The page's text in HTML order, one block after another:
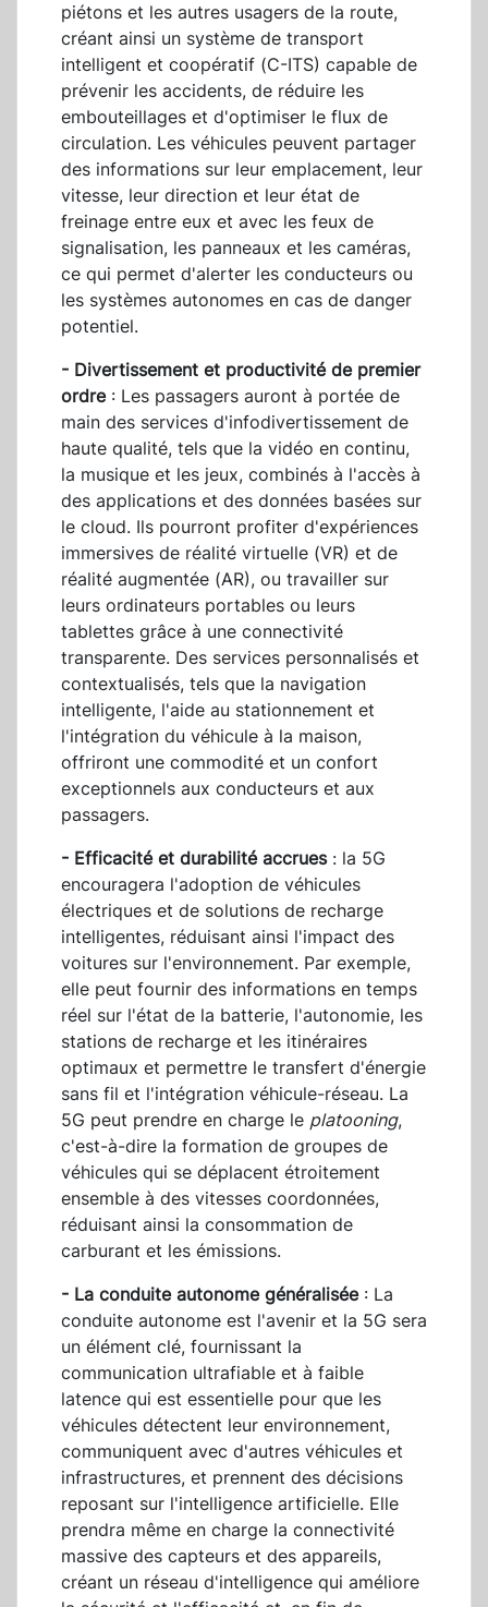
piétons et les autres usagers de la route,
créant ainsi un système de transport
intelligent et coopératif (C-ITS) capable de
prévenir les accidents, de réduire les
embouteillages et d'optimiser le flux de
circulation. Les véhicules peuvent partager
des informations sur leur emplacement, leur
vitesse, leur direction et leur état de
freinage entre eux et avec les feux de
signalisation, les panneaux et les caméras,
ce qui permet d'alerter les conducteurs ou
les systèmes autonomes en cas de danger
potentiel.
- Divertissement et productivité de premier
ordre: Les passagers auront à portée de
main des services d'infodivertissement de
haute qualité, tels que la vidéo en continu,
la musique et les jeux, combinés à l'accès à
des applications et des données basées sur
le cloud. Ils pourront profiter d'expériences
immersives de réalité virtuelle (VR) et de
réalité augmentée (AR), ou travailler sur
leurs ordinateurs portables ou leurs
tablettes grâce à une connectivité
transparente. Des services personnalisés et
contextualisés, tels que la navigation
intelligente, l'aide au stationnement et
l'intégration du véhicule à la maison,
offriront une commodité et un confort
exceptionnels aux conducteurs et aux
passagers.
- Efficacité et durabilité accrues: la 5G
encouragera l'adoption de véhicules
électriques et de solutions de recharge
intelligentes, réduisant ainsi l'impact des
voitures sur l'environnement. Par exemple,
elle peut fournir des informations en temps
réel sur l'état de la batterie, l'autonomie, les
stations de recharge et les itinéraires
optimaux et permettre le transfert d'énergie
sans fil et l'intégration véhicule-réseau. La
5G peut prendre en charge le platooning,
c'est-à-dire la formation de groupes de
véhicules qui se déplacent étroitement
ensemble à des vitesses coordonnées,
réduisant ainsi la consommation de
carburant et les émissions.
- La conduite autonome généralisée: La
conduite autonome est l'avenir et la 5G sera
un élément clé, fournissant la
communication ultrafiable et à faible
latence qui est essentielle pour que les
véhicules détectent leur environnement,
communiquent avec d'autres véhicules et
infrastructures, et prennent des décisions
reposant sur l'intelligence artificielle. Elle
prendra même en charge la connectivité
massive des capteurs et des appareils,
créant un réseau d'intelligence qui améliore